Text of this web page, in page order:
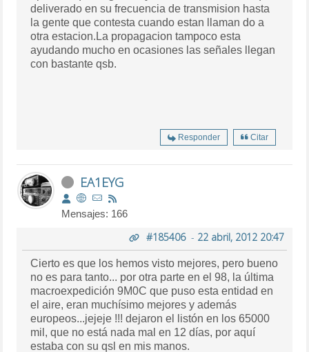
deliverado en su frecuencia de transmision hasta
la gente que contesta cuando estan llaman do a
otra estacion.La propagacion tampoco esta
ayudando mucho en ocasiones las señales llegan
con bastante qsb.
Responder Citar
EA1EYG
Mensajes: 166
#185406- 22 abril, 2012 20:47
Cierto es que los hemos visto mejores, pero bueno
no es para tanto... por otra parte en el 98, la última
macroexpedición 9M0C que puso esta entidad en
el aire, eran muchísimo mejores y además
europeos...jejeje !!! dejaron el listón en los 65000
mil, que no está nada mal en 12 días, por aquí
estaba con su qsl en mis manos.